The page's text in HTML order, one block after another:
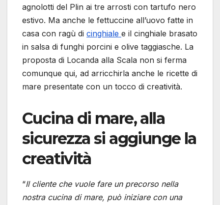
agnolotti del Plin ai tre arrosti con tartufo nero
estivo. Ma anche le fettuccine all’uovo fatte in
casa con ragù di cinghiale e il cinghiale brasato
in salsa di funghi porcini e olive taggiasche. La
proposta di Locanda alla Scala non si ferma
comunque qui, ad arricchirla anche le ricette di
mare presentate con un tocco di creatività.
Cucina di mare, alla
sicurezza si aggiunge la
creatività
“Il cliente che vuole fare un precorso nella
nostra cucina di mare, può iniziare con una